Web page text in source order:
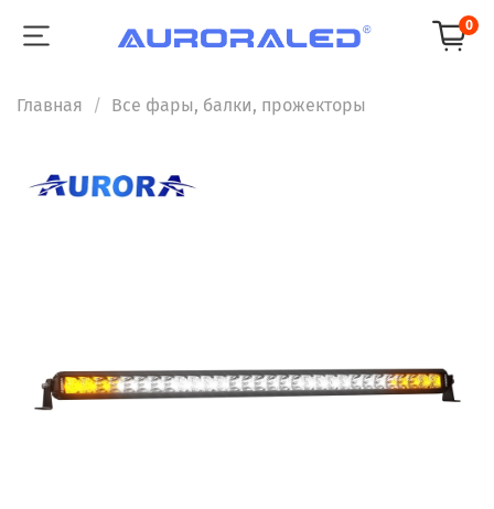
0
Главная Все фары, балки, прожекторы